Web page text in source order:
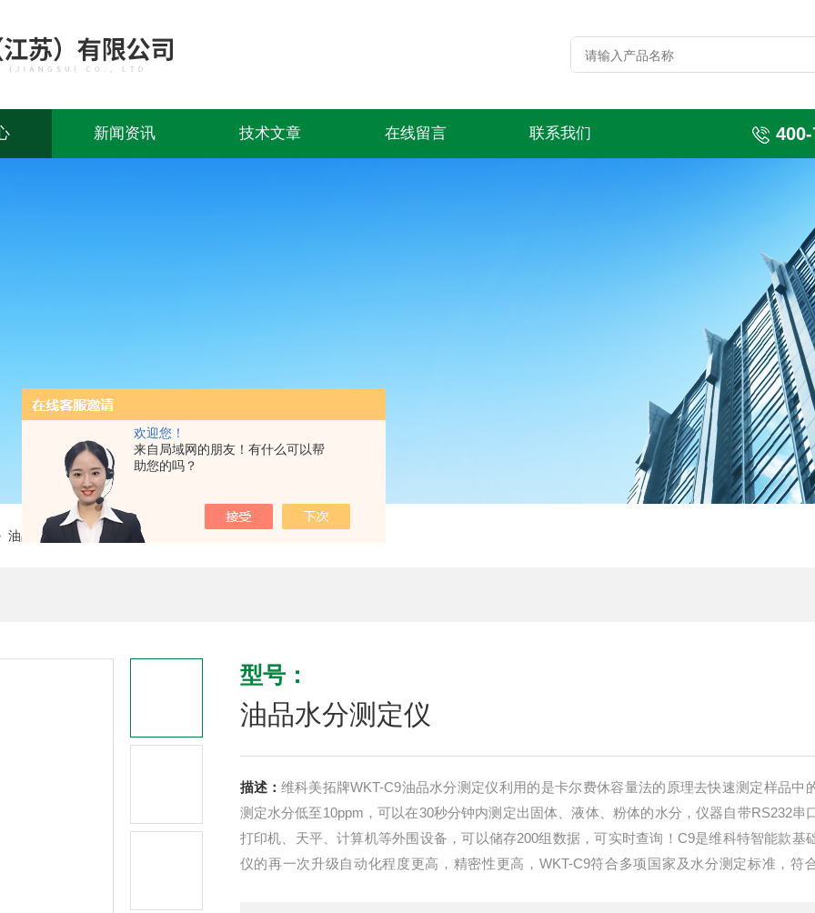
欢迎您！
来自局域网的朋友！有什么可以帮
助您的吗？
新闻资讯 技术文章 在线留言 联系我们
品水分测定仪
型号：
油品水分测定仪
描述： 维科美拓牌WKT-C9油品水分测定仪利用的是卡尔费休容量法的原理去快速测定样品中
测定水分低至10ppm，可以在30秒分钟内测定出固体、液体、粉体的水分，仪器自带RS232串
打印机、天平、计算机等外围设备，可以储存200组数据，可实时查询！C9是维科特智能款基
仪的再一次升级自动化程度更高，精密性更高，WKT-C9符合多项国家及水分测定标准，符